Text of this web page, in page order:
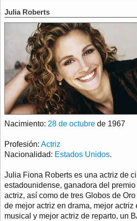
Julia Roberts
Nacimiento: 28 de octubre de 1967
Profesión: Actriz
Nacionalidad: Estados Unidos.
Julia Fiona Roberts es una actriz de
estadounidense, ganadora del
actriz, así como de tres Globos de
de mejor actriz en drama, mejor actriz
musical y mejor actriz de reparto, un